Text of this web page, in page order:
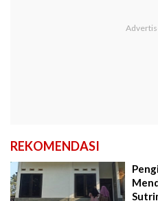
REKOMENDASI